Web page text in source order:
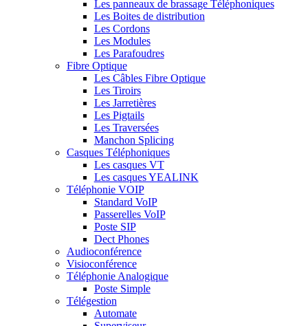
Les panneaux de brassage Téléphoniques
Les Boites de distribution
Les Cordons
Les Modules
Les Parafoudres
Fibre Optique
Les Câbles Fibre Optique
Les Tiroirs
Les Jarretières
Les Pigtails
Les Traversées
Manchon Splicing
Casques Téléphoniques
Les casques VT
Les casques YEALINK
Téléphonie VOIP
Standard VoIP
Passerelles VoIP
Poste SIP
Dect Phones
Audioconférence
Visioconférence
Téléphonie Analogique
Poste Simple
Télégestion
Automate